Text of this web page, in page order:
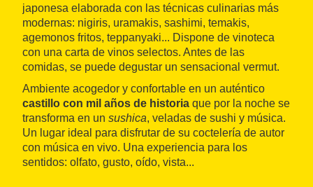
japonesa elaborada con las técnicas culinarias más
modernas: nigiris, uramakis, sashimi, temakis,
agemonos fritos, teppanyaki... Dispone de vinoteca
con una carta de vinos selectos. Antes de las
comidas, se puede degustar un sensacional vermut.
Ambiente acogedor y confortable en un auténtico
castillo con mil años de historia que por la noche se
transforma en un sushica, veladas de sushi y música.
Un lugar ideal para disfrutar de su coctelería de autor
con música en vivo. Una experiencia para los
sentidos: olfato, gusto, oído, vista...